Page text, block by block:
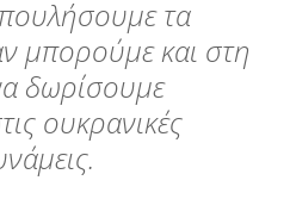
τα
μπορούμε και στη
δωρίσουμε
ουκρανικές